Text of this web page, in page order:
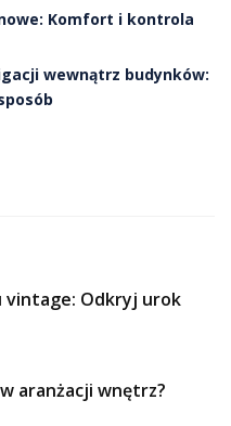
Komfort i kontrola
wewnątrz budynków:
vintage: Odkryj urok
aranżacji wnętrz?